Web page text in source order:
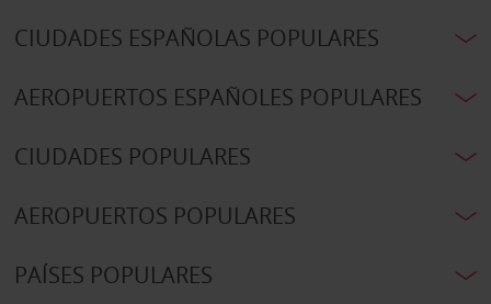
CIUDADES ESPAÑOLAS POPULARES
AEROPUERTOS ESPAÑOLES POPULARES
CIUDADES POPULARES
AEROPUERTOS POPULARES
PAÍSES POPULARES